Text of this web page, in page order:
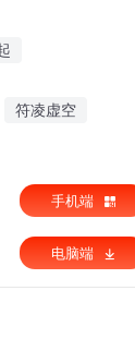
符凌虚空
手机端
电脑端